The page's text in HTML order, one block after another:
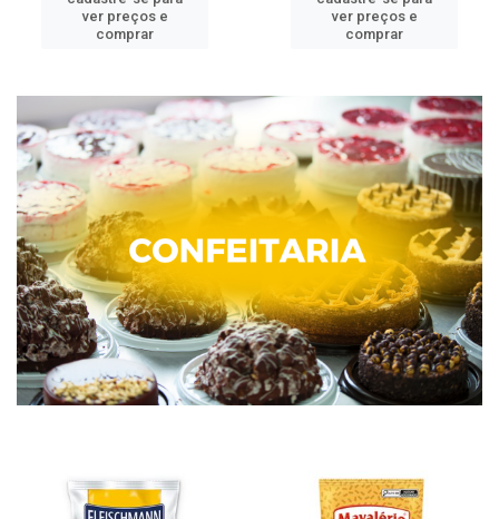
ver preços e
comprar
ver preços e
comprar